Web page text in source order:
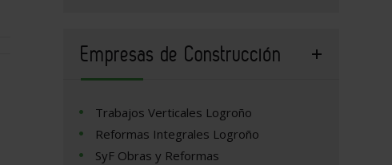
Empresas de Construcción
Trabajos Verticales Logroño
Reformas Integrales Logroño
SyF Obras y Reformas